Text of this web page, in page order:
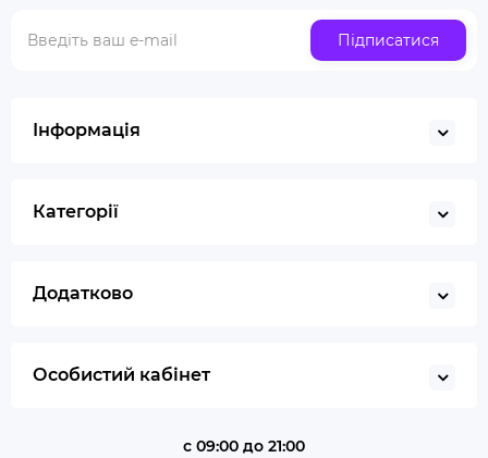
Купити ювелірні ваги
Гільйотина для сигар
Підписатися
Інформація
Категорії
Додатково
Особистий кабінет
с 09:00 до 21:00